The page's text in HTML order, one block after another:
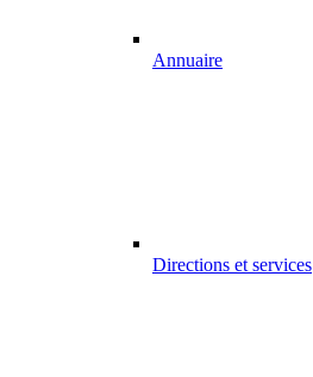
Annuaire
Directions et services